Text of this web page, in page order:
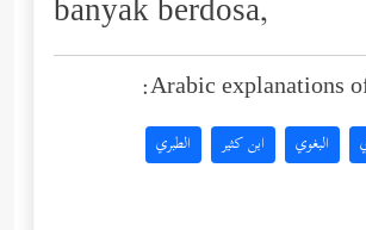
banyak berdosa,
Arabic explanations
البغوي ابن كثير الطبري